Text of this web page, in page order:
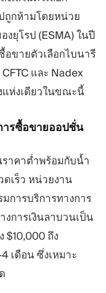
ถูกห้ามโดยหน่วย
ยุโรป (ESMA) ในปี
อขายตัวเลือกไบนารี
และ Nadex
แห่งเดียวในขณะนี้
รซื้อขายออปชั่น
าคาต่ำพร้อมกับน้ำ
เร็ว หน่วยงาน
การบริการทางการ
การเงินลาบวนเป็น
$10,000 ถึง
เดือน ซึ่งเหมาะ